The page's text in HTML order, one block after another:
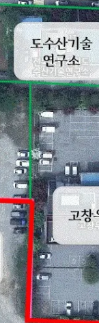
6
13
키나
근
7
"캐
의실
요"…
전남